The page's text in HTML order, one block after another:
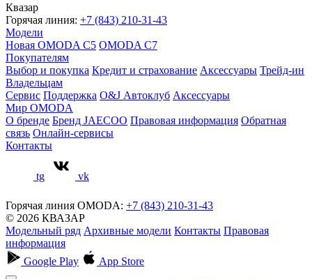
Квазар
Горячая линия: +7 (843) 210-31-43
Модели
Новая OMODA C5 OMODA C7
Покупателям
Выбор и покупка Кредит и страхование Аксессуары Трейд-ин
Владельцам
Сервис Поддержка O&J Автоклуб Аксессуары
Мир OMODA
О бренде Бренд JAECOO Правовая информация Обратная
связь Онлайн-сервисы
Контакты
tg vk
Горячая линия OMODA: +7 (843) 210-31-43
© 2026 КВАЗАР
Модельный ряд Архивные модели Контакты Правовая
информация
Google Play
App Store